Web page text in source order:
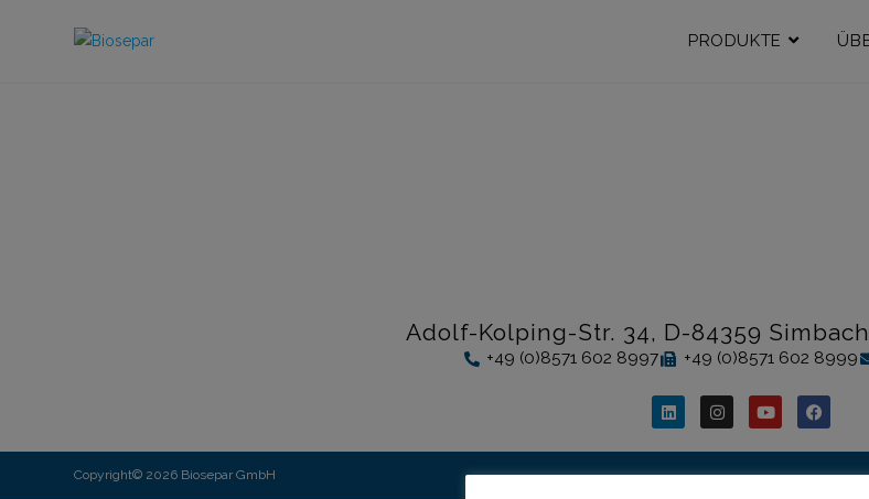
PRODUKTE
Adolf-Kolping-Str. 34, D-84359
+49 (0)8571 602 8997 +49 (0)8571 602 8999
Copyright© 2026 Biosepar GmbH